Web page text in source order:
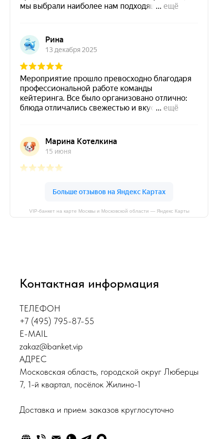
VIP-банкет на карте Москвы и Московской области — Яндекс Карты
Контактная информация
ТЕЛЕФОН
+7 (495) 795-87-55
E-MAIL
zakaz@banket.vip
АДРЕС
Московская область, городской округ Люберцы
7, 1-й квартал, посёлок Жилино-1
Доставка и прием заказов круглосуточно